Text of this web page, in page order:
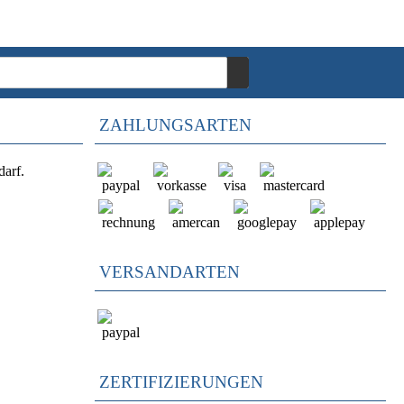
ZAHLUNGSARTEN
VERSANDARTEN
ZERTIFIZIERUNGEN